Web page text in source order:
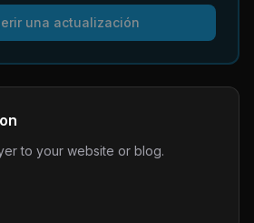
una actualización
to your website or blog.